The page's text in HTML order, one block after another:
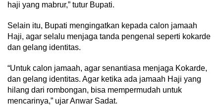
haji yang mabrur,” tutur Bupati.
Selain itu, Bupati mengingatkan kepada calon jamaah
Haji, agar selalu menjaga tanda pengenal seperti kokarde
dan gelang identitas.
“Untuk calon jamaah, agar senantiasa menjaga Kokarde,
dan gelang identitas. Agar ketika ada jamaah Haji yang
hilang dari rombongan, bisa mempermudah untuk
mencarinya,” ujar Anwar Sadat.